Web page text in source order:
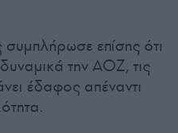
επίσης ότι
την ΑΟΖ, τις
έδαφος απέναντι